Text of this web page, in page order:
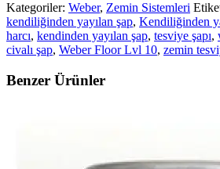
Kategoriler: Weber, Zemin Sistemleri
kendiliğinden yayılan şap, Kendiliğinden
harcı, kendinden yayılan şap, tesviye şapı,
civalı şap, Weber Floor Lvl 10, zemin
Benzer Ürünler